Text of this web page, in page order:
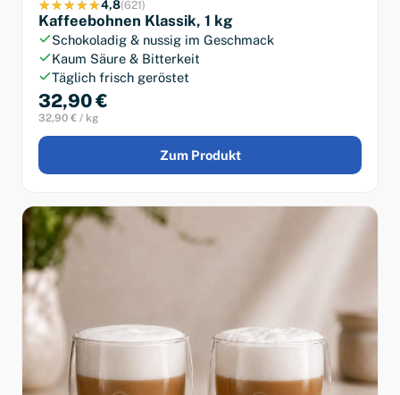
4,8(621)
Kaffeebohnen Klassik, 1 kg
Schokoladig & nussig im Geschmack
Kaum Säure & Bitterkeit
Täglich frisch geröstet
32,90 €
32,90 € / kg
Zum Produkt